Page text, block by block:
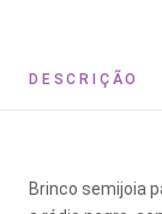
DESCRIÇÃO
Brinco semijoia